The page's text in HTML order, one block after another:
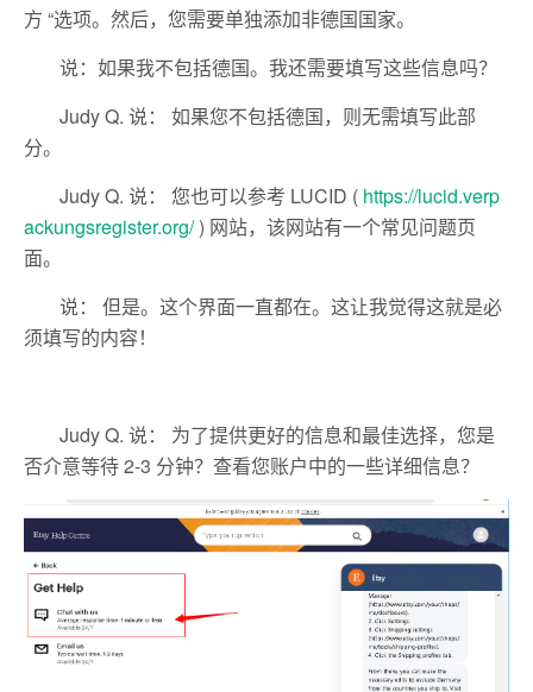
方 “选项。然后，您需要单独添加非德国国家。
说：如果我不包括德国。我还需要填写这些信息吗？
Judy Q. 说： 如果您不包括德国，则无需填写此部
分。
Judy Q. 说： 您也可以参考 LUCID ( https://lucid.verp
ackungsregister.org/) 网站，该网站有一个常见问题页
面。
说： 但是。这个界面一直都在。这让我觉得这就是必
须填写的内容！
Judy Q. 说： 为了提供更好的信息和最佳选择，您是
否介意等待 2-3 分钟？查看您账户中的一些详细信息？